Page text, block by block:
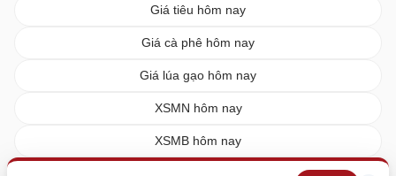
Giá tiêu hôm nay
Giá cà phê hôm nay
Giá lúa gạo hôm nay
XSMN hôm nay
XSMB hôm nay